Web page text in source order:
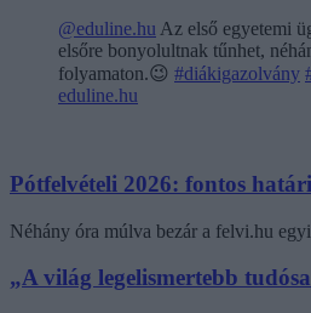
@eduline.hu Az első egyetemi
elsőre bonyolultnak tűnhet,
folyamaton.😉 #diákigazolvány
eduline.hu
Pótfelvételi 2026: fontos
Néhány óra múlva bezár a felvi.hu
„A világ legelismertebb